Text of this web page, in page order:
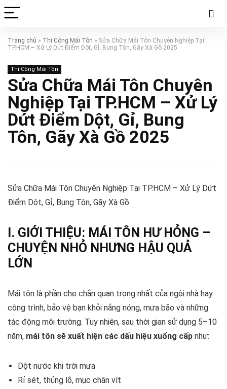
Trang chủ » Thi Công Mái Tôn » Sửa Chữa Mái Tôn Chuyên Nghiệp Tại
TP.HCM – Xử Lý Dứt Điểm Dột, Gỉ, Bung Tôn, Gãy Xà Gồ 2025
Thi Công Mái Tôn
Sửa Chữa Mái Tôn Chuyên
Nghiệp Tại TP.HCM – Xử Lý
Dứt Điểm Dột, Gỉ, Bung
Tôn, Gãy Xà Gồ 2025
Sửa Chữa Mái Tôn Chuyên Nghiệp Tại TP.HCM – Xử Lý Dứt
Điểm Dột, Gỉ, Bung Tôn, Gãy Xà Gồ
I. GIỚI THIỆU: MÁI TÔN HƯ HỎNG –
CHUYỆN NHỎ NHƯNG HẬU QUẢ
LỚN
Mái tôn là phần che chắn quan trọng nhất của ngôi nhà hay
công trình, bảo vệ bạn khỏi nắng nóng, mưa bão và những
tác động môi trường. Tuy nhiên, sau thời gian sử dụng 5–10
năm, mái tôn sẽ xuất hiện các dấu hiệu xuống cấp như:
Dột nước khi trời mưa
Rỉ sét, thủng lỗ, mục chân vít